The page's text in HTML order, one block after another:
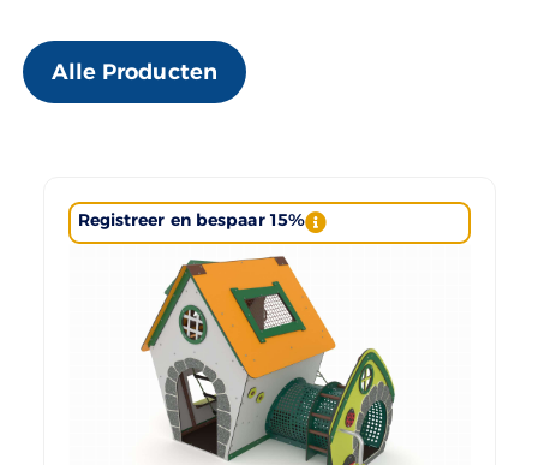
Alle Producten
Registreer en bespaar 15%